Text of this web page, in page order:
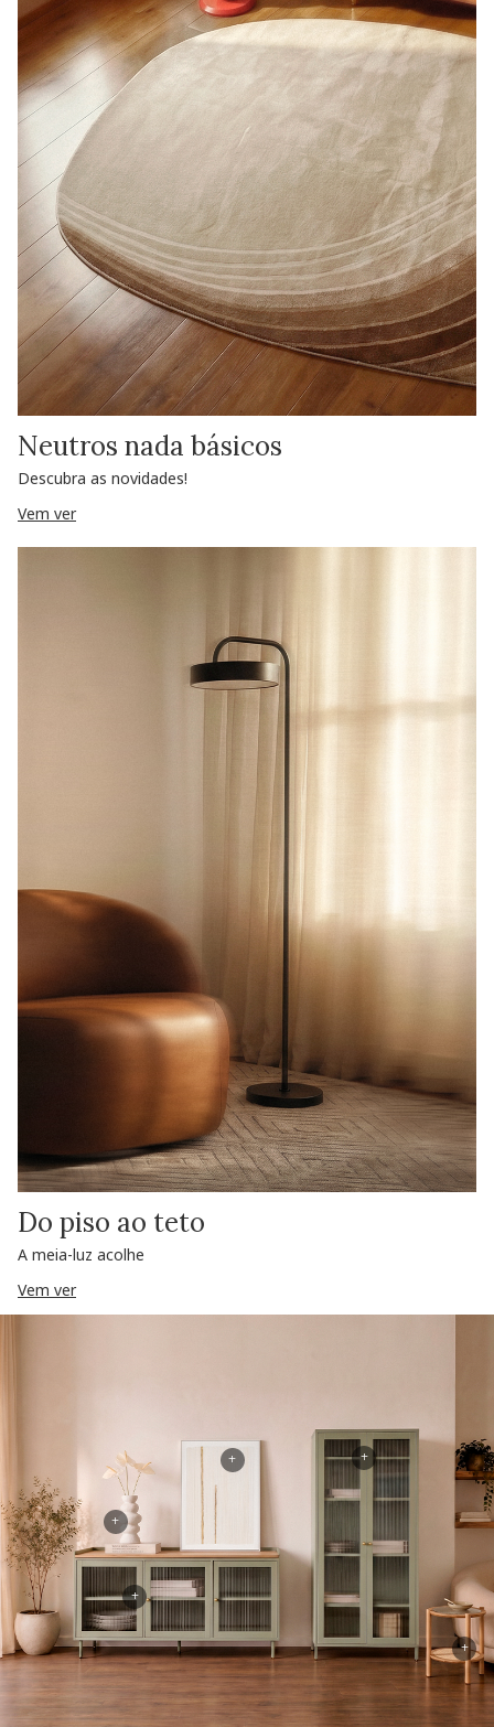
Neutros nada básicos
Descubra as novidades!
Vem ver
Do piso ao teto
A meia-luz acolhe
Vem ver
+
+
+
+
+